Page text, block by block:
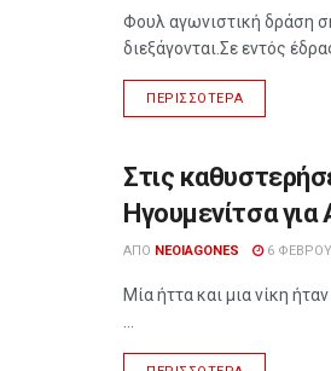
Φουλ αγωνιστική δράση
διεξάγονται.Σε εντός
ΠΕΡΙΣΣΌΤΕΡΑ
ΑΘΛΗΤΙΣΜΌΣ
Στις
Ηγουμενίτσα
ΑΠΌ NEOIAGONES 6
Μία ήττα και μια νίκη